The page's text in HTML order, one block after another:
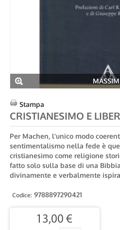
Stampa
CRISTIANESIMO E
Per Machen, l’unico modo
sentimentalismo nella fede è
cristianesimo come religione
fatto solo sulla base di una
divinamente e verbalmente
Codice: 9788897290421
13,00 €